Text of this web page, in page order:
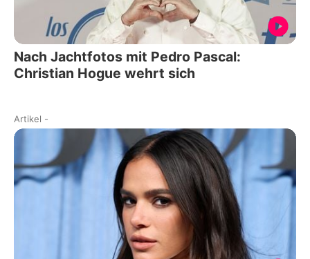
Nach Jachtfotos mit Pedro Pascal:
Christian Hogue wehrt sich
Artikel -